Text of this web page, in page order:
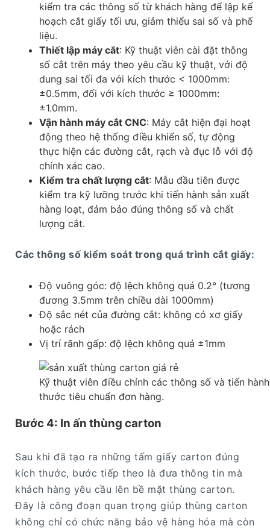
kiểm tra các thông số từ khách hàng để lập kế
hoạch cắt giấy tối ưu, giảm thiểu sai số và phế
liệu.
Thiết lập máy cắt: Kỹ thuật viên cài đặt thông
số cắt trên máy theo yêu cầu kỹ thuật, với độ
dung sai tối đa với kích thước < 1000mm:
±0.5mm, đối với kích thước ≥ 1000mm:
±1.0mm.
Vận hành máy cắt CNC: Máy cắt hiện đại hoạt
động theo hệ thống điều khiển số, tự động
thực hiện các đường cắt, rạch và đục lỗ với độ
chính xác cao.
Kiểm tra chất lượng cắt: Mẫu đầu tiên được
kiểm tra kỹ lưỡng trước khi tiến hành sản xuất
hàng loạt, đảm bảo đúng thông số và chất
lượng cắt.
Các thông số kiểm soát trong quá trình cắt giấy:
Độ vuông góc: độ lệch không quá 0.2° (tương
đương 3.5mm trên chiều dài 1000mm)
Độ sắc nét của đường cắt: không có xơ giấy
hoặc rách
Vị trí rãnh gấp: độ lệch không quá ±1mm
Kỹ thuật viên điều chỉnh các thông số và tiến
thước tiêu chuẩn đơn hàng.
Bước 4: In ấn thùng carton
Sau khi đã tạo ra những tấm giấy carton đúng
kích thước, bước tiếp theo là đưa thông tin mà
khách hàng yêu cầu lên bề mặt thùng carton.
Đây là công đoạn quan trọng giúp thùng carton
không chỉ có chức năng bảo vệ hàng hóa mà còn